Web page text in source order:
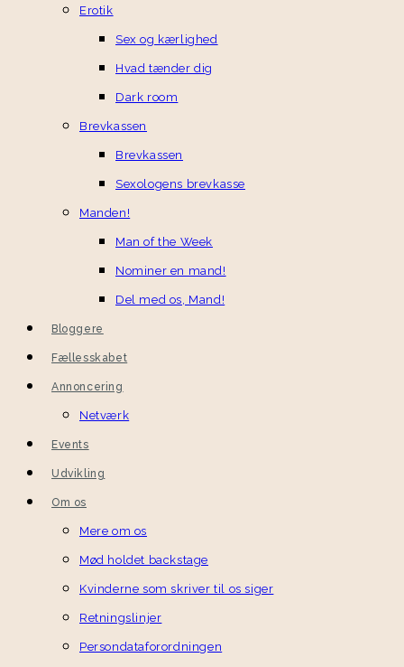
Erotik
Sex og kærlighed
Hvad tænder dig
Dark room
Brevkassen
Brevkassen
Sexologens brevkasse
Manden!
Man of the Week
Nominer en mand!
Del med os, Mand!
Bloggere
Fællesskabet
Annoncering
Netværk
Events
Udvikling
Om os
Mere om os
Mød holdet backstage
Kvinderne som skriver til os siger
Retningslinjer
Persondataforordningen